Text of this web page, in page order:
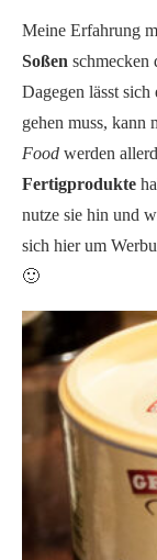
Meine Erfahrung
Soßen schmecken
Dagegen lässt sich
gehen muss, kann
Food werden
Fertigprodukte
nutze sie hin und
sich hier um
🙂